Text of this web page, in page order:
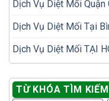
Dịch Vụ Diệt Mối
Dịch Vụ Diệt Mối Tại
Dịch Vụ Diệt Mối TẠI
TỪ KHÓA TÌM KIẾM